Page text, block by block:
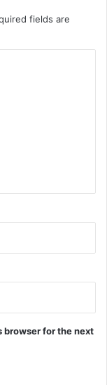
fields are
browser for the next